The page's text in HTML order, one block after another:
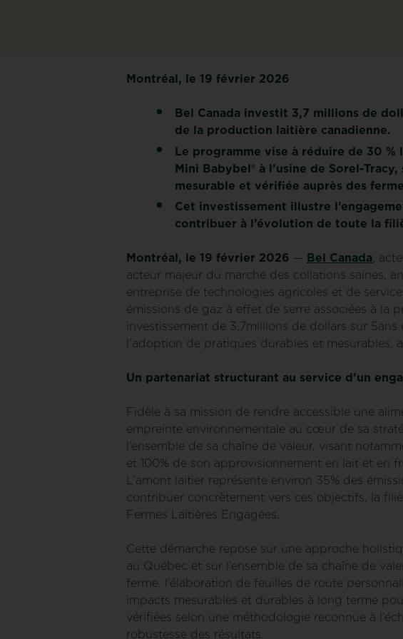
Montréal, le 19 février 2026
Bel Canada investit 3,7 millions de
de la production laitière canadienne.
Le programme vise à réduire de 30 %
Mini Babybel® à l’usine de Sorel-
mesurable et vérifiée auprès des
Cet investissement illustre
contribuer à l’évolution de toute la
Montréal, le 19 février 2026 — Bel Canada,
acteur majeur du marché des collations saines,
entreprise de technologies agricoles et de
émissions de gaz à effet de serre associées à la
investissement de 3,7millions de dollars sur
l’adoption de pratiques durables et mesurables,
Un partenariat structurant au service d’un
Fidèle à sa mission de rendre accessible une
empreinte environnementale au cœur de sa
l’ensemble de sa chaîne de valeur, visant
et 100% de son approvisionnement en lait et en
L’amont laitier représente environ 35% des
contribuer concrètement vers ces objectifs, la
Fermes Laitières Engagées.
Cette démarche repose sur une approche
au Québec et sur l’ensemble de sa chaîne de
ferme, l’élaboration de feuilles de route
impacts mesurables et durables à long terme
vérifiées selon une méthodologie reconnue à
robustesse des résultats.